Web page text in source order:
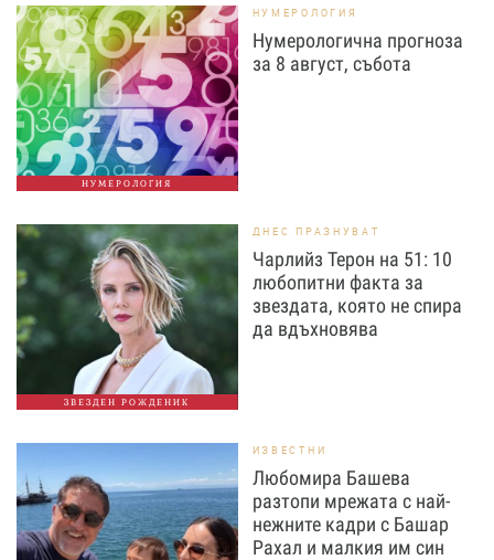
НУМЕРОЛОГИЯ
НУМЕРОЛОГИЯ
Нумерологична прогноза
за 8 август, събота
ЗВЕЗДЕН РОЖДЕНИК
ДНЕС ПРАЗНУВАТ
Чарлийз Терон на 51: 10
любопитни факта за
звездата, която не спира
да вдъхновява
ИЗВЕСТНИ
Любомира Башева
разтопи мрежата с най-
нежните кадри с Башар
Рахал и малкия им син